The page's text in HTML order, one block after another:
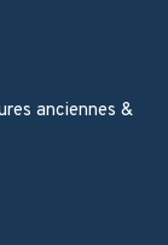
anciennes &